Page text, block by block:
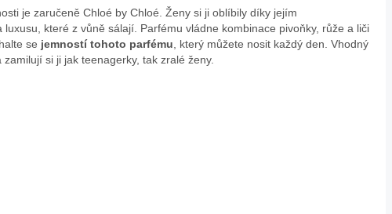
DOUGLAS
je zaručeně Chloé by Chloé. Ženy si ji oblíbily díky jejím
které z vůně sálají. Parfému vládne kombinace pivoňky, růže a liči
se jemností tohoto parfému , který můžete nosit každý den. Vhodný
si ji jak teenagerky, tak zralé ženy.